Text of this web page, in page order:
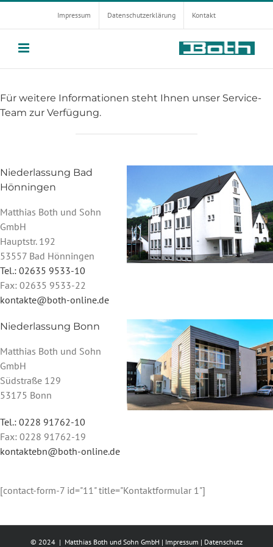
Impressum Datenschutzerklärung Kontakt
Für weitere Informationen steht Ihnen unser Service-
Team zur Verfügung.
Niederlassung Bad
Hönningen
Matthias Both und Sohn
GmbH
Hauptstr. 192
53557 Bad Hönningen
Tel.: 02635 9533-10
Fax: 02635 9533-22
kontakte@both-online.de
Niederlassung Bonn
Matthias Both und Sohn
GmbH
Südstraße 129
53175 Bonn
Tel.: 0228 91762-10
Fax: 0228 91762-19
kontaktebn@both-online.de
[contact-form-7 id="11" title="Kontaktformular 1"]
© 2024 | Matthias Both und Sohn GmbH | Impressum | Datenschutz